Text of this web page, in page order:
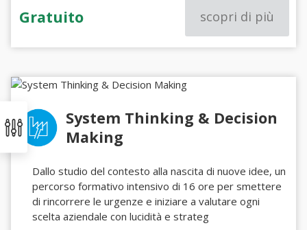
Gratuito scopri di più
System Thinking & Decision
Making
Dallo studio del contesto alla nascita di nuove idee, un
percorso formativo intensivo di 16 ore per smettere
di rincorrere le urgenze e iniziare a valutare ogni
scelta aziendale con lucidità e strateg